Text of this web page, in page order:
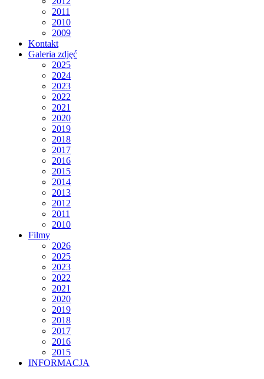
2011
2010
2009
Kontakt
Galeria zdjęć
2025
2024
2023
2022
2021
2020
2019
2018
2017
2016
2015
2014
2013
2012
2011
2010
Filmy
2026
2025
2023
2022
2021
2020
2019
2018
2017
2016
2015
INFORMACJA